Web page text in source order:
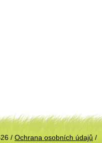
/ Ochrana osobních údajů /